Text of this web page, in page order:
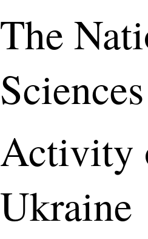
The
Activity
Ukraine